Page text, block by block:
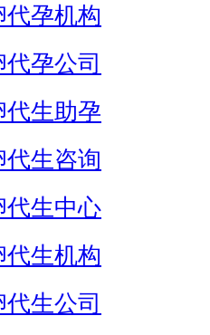
代孕机构
孕公司
代生助孕
代生咨询
代生中心
代生机构
生公司